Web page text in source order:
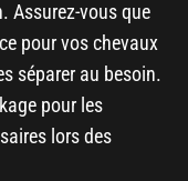
Assurez-vous que
pour vos chevaux
séparer au besoin.
pour les
lors des